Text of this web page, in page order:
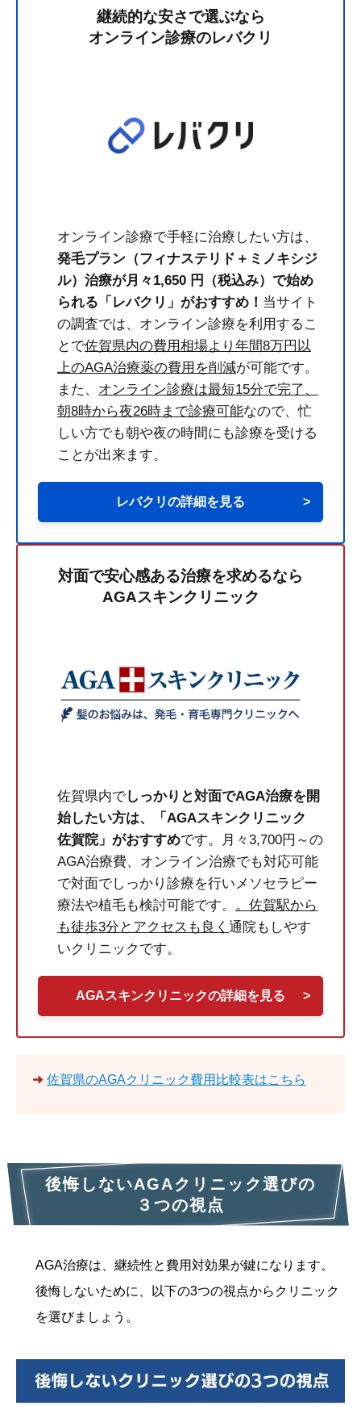
継続的な安さで選ぶなら
オンライン診療のレバクリ
オンライン診療で手軽に治療したい方は、
発毛プラン（フィナステリド＋ミノキシジ
ル）治療が月々1,650 円（税込み）で始め
られる「レバクリ」がおすすめ！ 当サイト
の調査では、オンライン診療を利用するこ
とで佐賀県内の費用相場より年間8万円以
上のAGA治療薬の費用を削減が可能です。
また、 オンライン診療は最短15分で完了、
朝8時から夜26時まで診療可能なので、忙
しい方でも朝や夜の時間にも診療を受ける
ことが出来ます。
レバクリの詳細を見る >
対面で安心感ある治療を求めるなら
AGAスキンクリニック
佐賀県内でしっかりと対面でAGA治療を開
始したい方は、「AGAスキンクリニック
佐賀院」がおすすめです。月々3,700円～の
AGA治療費、オンライン治療でも対応可能
で対面でしっかり診療を行いメソセラピー
療法や植毛も検討可能です。 。佐賀駅から
も徒歩3分とアクセスも良く 通院もしやす
いクリニックです。
AGAスキンクリニックの詳細を見る >
➜ 佐賀県のAGAクリニック費用比較表はこちら
後悔しないAGAクリニック選びの
３つの視点
AGA治療は、継続性と費用対効果が鍵になります。
後悔しないために、以下の3つの視点からクリニック
を選びましょう。